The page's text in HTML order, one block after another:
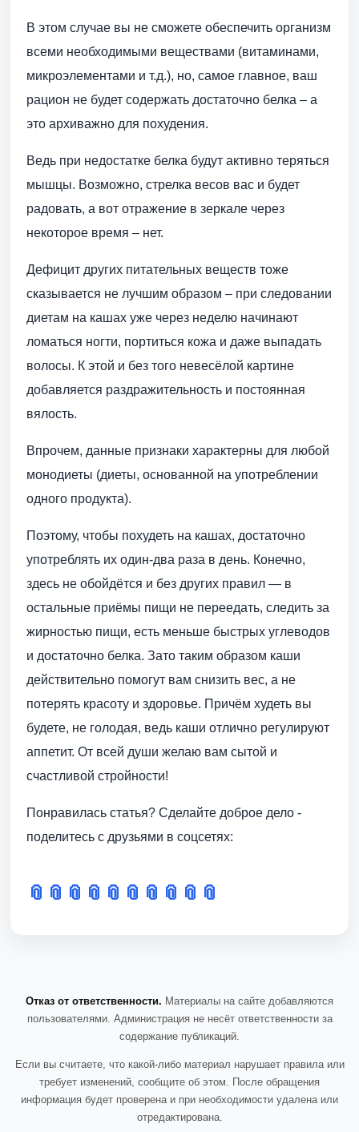
В этом случае вы не сможете обеспечить организм
всеми необходимыми веществами (витаминами,
микроэлементами и т.д.), но, самое главное, ваш
рацион не будет содержать достаточно белка – а
это архиважно для похудения.
Ведь при недостатке белка будут активно теряться
мышцы. Возможно, стрелка весов вас и будет
радовать, а вот отражение в зеркале через
некоторое время – нет.
Дефицит других питательных веществ тоже
сказывается не лучшим образом – при следовании
диетам на кашах уже через неделю начинают
ломаться ногти, портиться кожа и даже выпадать
волосы. К этой и без того невесёлой картине
добавляется раздражительность и постоянная
вялость.
Впрочем, данные признаки характерны для любой
монодиеты (диеты, основанной на употреблении
одного продукта).
Поэтому, чтобы похудеть на кашах, достаточно
употреблять их один-два раза в день. Конечно,
здесь не обойдётся и без других правил — в
остальные приёмы пищи не переедать, следить за
жирностью пищи, есть меньше быстрых углеводов
и достаточно белка. Зато таким образом каши
действительно помогут вам снизить вес, а не
потерять красоту и здоровье. Причём худеть вы
будете, не голодая, ведь каши отлично регулируют
аппетит. От всей души желаю вам сытой и
счастливой стройности!
Понравилась статья? Сделайте доброе дело -
поделитесь с друзьями в соцсетях:
📎 📎 📎 📎 📎 📎 📎 📎 📎 📎
Отказ от ответственности. Материалы на сайте добавляются
пользователями. Администрация не несёт ответственности за
содержание публикаций.
Если вы считаете, что какой-либо материал нарушает правила или
требует изменений, сообщите об этом. После обращения
информация будет проверена и при необходимости удалена или
отредактирована.